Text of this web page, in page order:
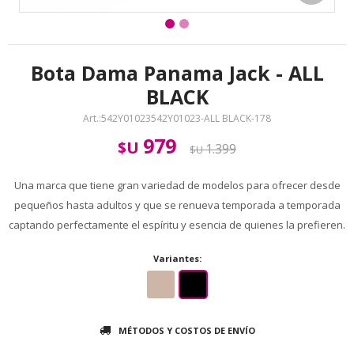
Bota Dama Panama Jack - ALL
BLACK
542Y01023542Y01023-ALL BLACK-178
$U 979 $U1.399
Una marca que tiene gran variedad de modelos para ofrecer desde
pequeños hasta adultos y que se renueva temporada a temporada
captando perfectamente el espíritu y esencia de quienes la prefieren.
Variantes:
MÉTODOS Y COSTOS DE ENVÍO